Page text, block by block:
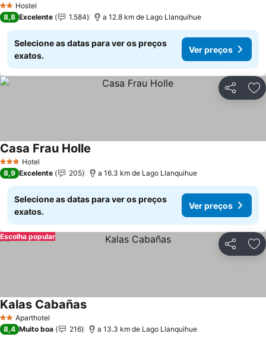
2 Estrelas
Hostel
8,8 Excelente 1.584 a 12.8 km de Lago Llanquihue
Selecione as datas para ver os preços
exatos.
Ver preços
Partilhar
3 EstrelasHotel
Casa Frau Holle
8,9 Excelente 205 a 16.3 km de Lago Llanquihue
Selecione as datas para ver os preços
exatos.
Ver preços
Partilhar
Escolha popular
2 EstrelasAparthotel
Kalas Cabañas
8,4 Muito boa 216 a 13.3 km de Lago Llanquihue